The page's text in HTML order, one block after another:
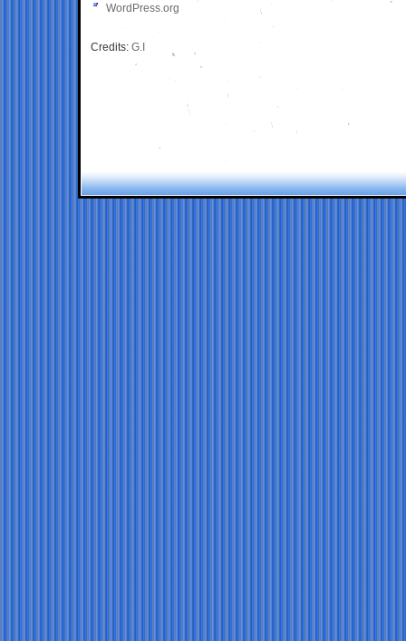
WordPress.org
Credits: G.I